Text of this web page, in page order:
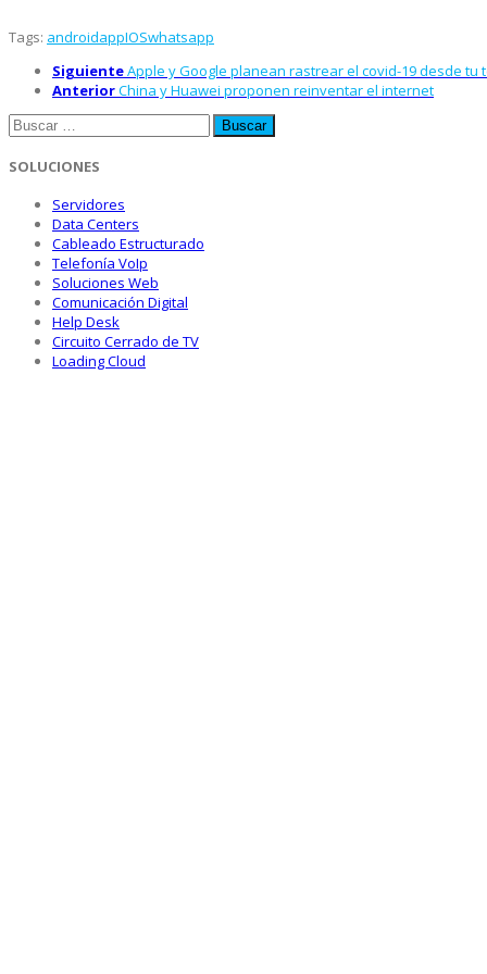
Tags: androidappIOSwhatsapp
SiguienteApple y Google planean rastrear el covid-19 desde tu
AnteriorChina y Huawei proponen reinventar el internet
Buscar:
SOLUCIONES
Servidores
Data Centers
Cableado Estructurado
Telefonía VoIp
Soluciones Web
Comunicación Digital
Help Desk
Circuito Cerrado de TV
Loading Cloud